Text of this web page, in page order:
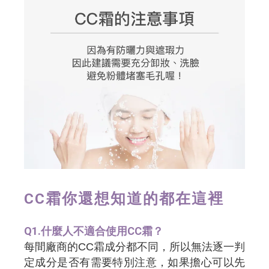
CC霜你還想知道的都在這裡
Q1.什麼人不適合使用CC霜？
每間廠商的CC霜成分都不同，所以無法逐一判
定成分是否有需要特別注意，如果擔心可以先